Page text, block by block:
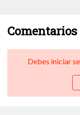
Comentarios
Debes iniciar